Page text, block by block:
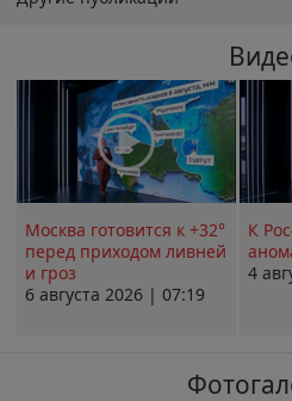
Москва готовится к +32°
перед приходом ливней
и гроз
6 августа 2026 | 07:19
К
4